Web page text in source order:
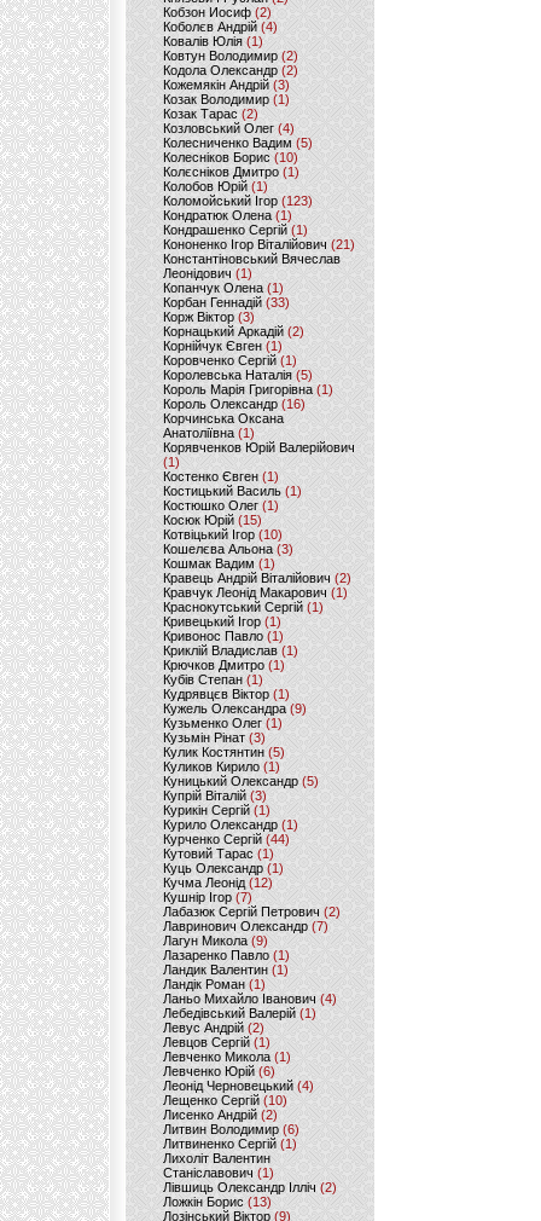
Кобзон Иосиф(2)
Коболєв Андрій (4)
Ковалів Юлія(1)
Ковтун Володимир (2)
Кодола Олександр (2)
Кожемякін Андрій (3)
Козак Володимир (1)
Козак Тарас (2)
Козловський Олег(4)
Колесниченко Вадим (5)
Колесніков Борис (10)
Колєсніков Дмитро (1)
Колобов Юрій (1)
Коломойський Ігор (123)
Кондратюк Олена(1)
Кондрашенко Сергій (1)
Кононенко Ігор Віталійович (21)
Константіновський Вячеслав
Леонідович (1)
Копанчук Олена (1)
Корбан Геннадій (33)
Корж Віктор (3)
Корнацький Аркадій (2)
Корнійчук Євген (1)
Коровченко Сергій (1)
Королевська Наталія(5)
Король Марія Григорівна (1)
Король Олександр (16)
Корчинська Оксана
Анатоліївна (1)
Корявченков Юрій Валерійович
(1)
Костенко Євген (1)
Костицький Василь (1)
Костюшко Олег (1)
Косюк Юрій (15)
Котвіцький Ігор (10)
Кошелєва Альона(3)
Кошмак Вадим (1)
Кравець Андрій Віталійович (2)
Кравчук Леонід Макарович (1)
Краснокутський Сергій (1)
Кривецький Ігор (1)
Кривонос Павло (1)
Криклій Владислав (1)
Крючков Дмитро(1)
Кубів Степан(1)
Кудрявцєв Віктор (1)
Кужель Олександра (9)
Кузьменко Олег (1)
Кузьмін Рінат(3)
Кулик Костянтин(5)
Куликов Кирило (1)
Куницький Олександр (5)
Купрій Віталій (3)
Курикін Сергій(1)
Курило Олександр (1)
Курченко Сергій (44)
Кутовий Тарас (1)
Куць Олександр (1)
Кучма Леонід (12)
Кушнір Ігор(7)
Лабазюк Сергій Петрович (2)
Лавринович Олександр(7)
Лагун Микола(9)
Лазаренко Павло (1)
Ландик Валентин (1)
Ландік Роман (1)
Ланьо Михайло Іванович(4)
Лебедівський Валерій(1)
Левус Андрій(2)
Левцов Сергій (1)
Левченко Микола (1)
Левченко Юрій (6)
Леонід Черновецький (4)
Лещенко Сергій (10)
Лисенко Андрій (2)
Литвин Володимир (6)
Литвиненко Сергій (1)
Лихоліт Валентин
Станіславович (1)
Лівшиць Олександр Ілліч (2)
Ложкін Борис(13)
Лозінський Віктор(9)